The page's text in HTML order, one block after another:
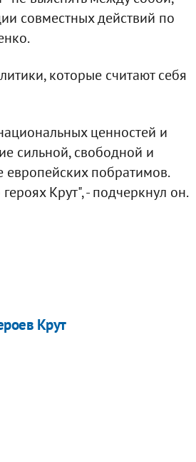
совместных действий по
которые считают себя
ценностей и
сильной, свободной и
побратимов.
Крут", - подчеркнул он.
Крут